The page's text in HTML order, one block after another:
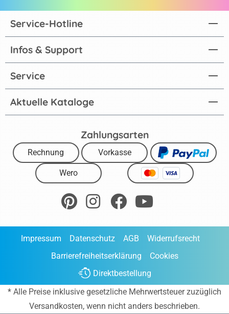
Aktuelle Kataloge
Service-Hotline
Infos & Support
Service
Zahlungsarten
Rechnung Vorkasse
Wero
Impressum Datenschutz AGB
Widerrufsrecht
Barrierefreiheitserklärung
Cookies
Direktbestellung
* Alle Preise inklusive gesetzliche Mehrwertsteuer zuzüglich
Versandkosten, wenn nicht anders beschrieben.